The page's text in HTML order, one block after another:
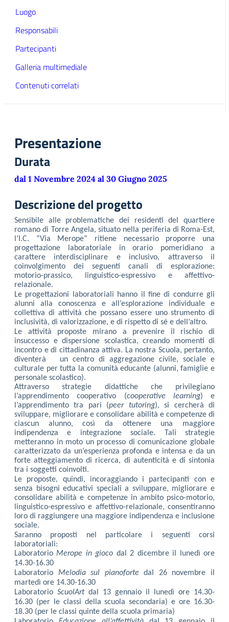
Luogo
Responsabili
Partecipanti
Galleria multimediale
Contenuti correlati
Presentazione
Durata
dal 1 Novembre 2024 al 30 Giugno 2025
Descrizione del progetto
Sensibile alle problematiche dei residenti del quartiere
romano di Torre Angela, situato nella periferia di Roma-Est,
l’I.C. “Via Merope” ritiene necessario proporre una
progettazione laboratoriale in orario pomeridiano a
carattere interdisciplinare e inclusivo, attraverso il
coinvolgimento dei seguenti canali di esplorazione:
motorio-prassico, linguistico-espressivo e affettivo-
relazionale.
Le progettazioni laboratoriali hanno il fine di condurre gli
alunni alla conoscenza e all’esplorazione individuale e
collettiva di attività che possano essere uno strumento di
inclusività, di valorizzazione, e di rispetto di sé e dell’altro.
Le attività proposte mirano a prevenire il rischio di
insuccesso e dispersione scolastica, creando momenti di
incontro e di cittadinanza attiva. La nostra Scuola, pertanto,
diventerà un centro di aggregazione civile, sociale e
culturale per tutta la comunità educante (alunni, famiglie e
personale scolastico).
Attraverso strategie didattiche che privilegiano
l’apprendimento cooperativo (cooperative learning) e
l’apprendimento tra pari (peer tutoring), si cercherà di
sviluppare, migliorare e consolidare abilità e competenze di
ciascun alunno, così da ottenere una maggiore
indipendenza e integrazione sociale. Tali strategie
metteranno in moto un processo di comunicazione globale
caratterizzato da un’esperienza profonda e intensa e da un
forte atteggiamento di ricerca, di autenticità e di sintonia
tra i soggetti coinvolti.
Le proposte, quindi, incoraggiando i partecipanti con e
senza bisogni educativi speciali a sviluppare, migliorare e
consolidare abilità e competenze in ambito psico-motorio,
linguistico-espressivo e affettivo-relazionale, consentiranno
loro di raggiungere una maggiore indipendenza e inclusione
sociale.
Saranno proposti nel particolare i seguenti corsi
laboratoriali:
Laboratorio Merope in gioco dal 2 dicembre il lunedì ore
14.30-16.30
Laboratorio Melodia sul pianoforte dal 26 novembre il
martedì ore 14.30-16.30
Laboratorio ScuolArtdal 13 gennaio il lunedì ore 14.30-
16.30 (per le classi della scuola secondaria) e ore 16.30-
18.30 (per le classi quinte della scuola primaria)